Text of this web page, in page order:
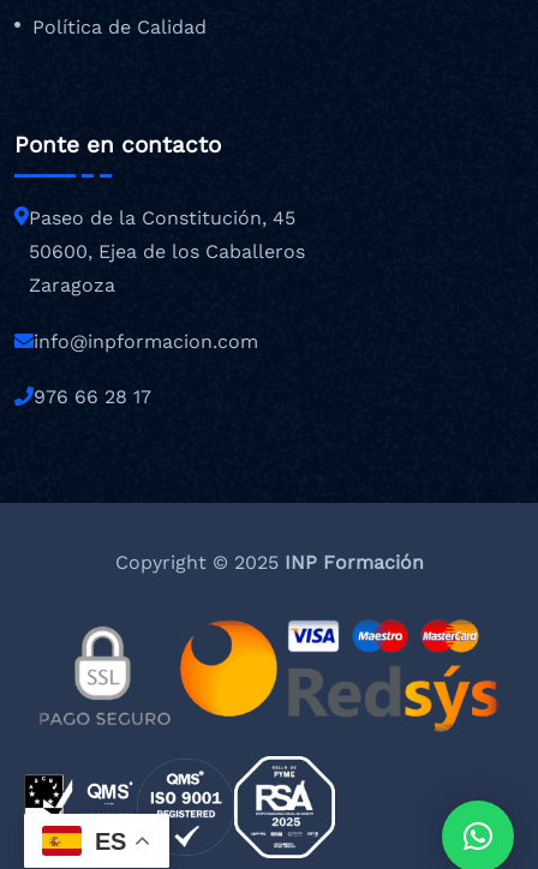
Política de Calidad
Ponte en contacto
Paseo de la Constitución, 45
50600, Ejea de los Caballeros
Zaragoza
info@inpformacion.com
976 66 28 17
Copyright © 2025INP Formación
ES